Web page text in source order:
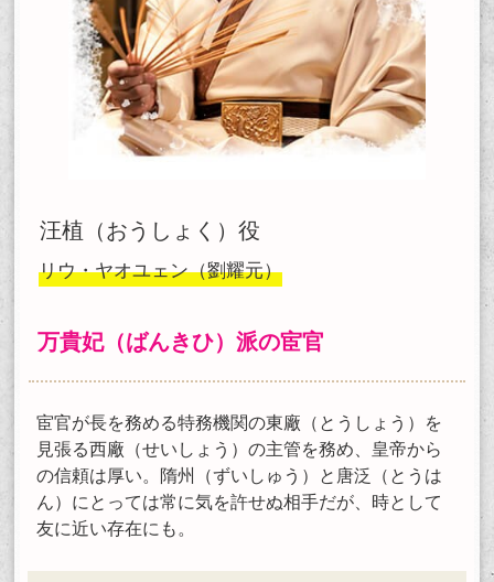
汪植（おうしょく）役
リウ・ヤオユェン（劉耀元）
万貴妃（ばんきひ）派の宦官
宦官が長を務める特務機関の東廠（とうしょう）を
見張る西廠（せいしょう）の主管を務め、皇帝から
の信頼は厚い。隋州（ずいしゅう）と唐泛（とうは
ん）にとっては常に気を許せぬ相手だが、時として
友に近い存在にも。